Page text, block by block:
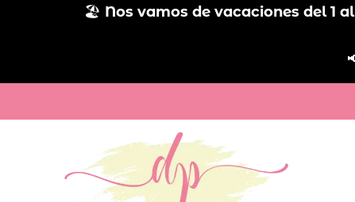
🏖️ Nos vamos de vacaciones del 1